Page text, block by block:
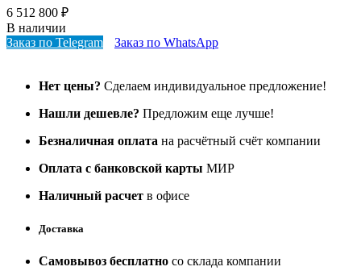
6 512 800 ₽
В наличии
Заказ по Telegram
Заказ по WhatsApp
Нет цены? Сделаем индивидуальное предложение!
Нашли дешевле? Предложим еще лучше!
Безналичная оплата на расчётный счёт компании
Оплата с банковской карты МИР
Наличный расчет в офисе
Доставка
Самовывоз бесплатно со склада компании